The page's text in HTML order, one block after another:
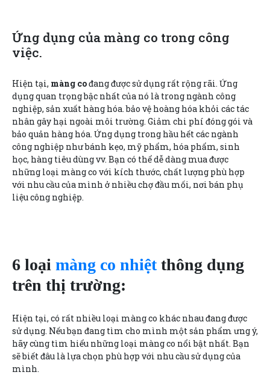
Ứng dụng của màng co trong công
việc.
Hiện tại, màng cođang được sử dụng rất rộng rãi. Ứng
dụng quan trọng bậc nhất của nó là trong ngành công
nghiệp, sản xuất hàng hóa. bảo vệ hoàng hóa khỏi các tác
nhân gây hại ngoài môi trường. Giảm chi phí đóng gói và
bảo quản hàng hóa. Ứng dụng trong hầu hết các ngành
công nghiệp như bánh kẹo, mỹ phẩm, hóa phẩm, sinh
học, hàng tiêu dùng vv. Bạn có thể dễ dàng mua được
những loại màng co với kích thước, chất lượng phù hợp
với nhu cầu của mình ở nhiều chợ đầu mối, nơi bán phụ
liệu công nghiệp.
6 loại màng co nhiệtthông dụng
trên thị trường:
Hiện tại, có rất nhiều loại màng co khác nhau đang được
sử dụng. Nếu bạn đang tìm cho mình một sản phẩm ưng ý,
hãy cùng tìm hiểu những loại màng co nổi bật nhất. Bạn
sẽ biết đâu là lựa chọn phù hợp với nhu cầu sử dụng của
mình.